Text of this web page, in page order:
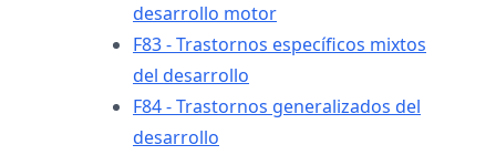
desarrollo motor
F83 - Trastornos específicos mixtos
del desarrollo
F84 - Trastornos generalizados del
desarrollo